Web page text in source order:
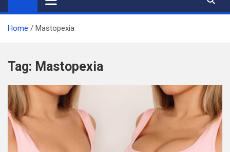
Home Mastopexia
Tag: Mastopexia